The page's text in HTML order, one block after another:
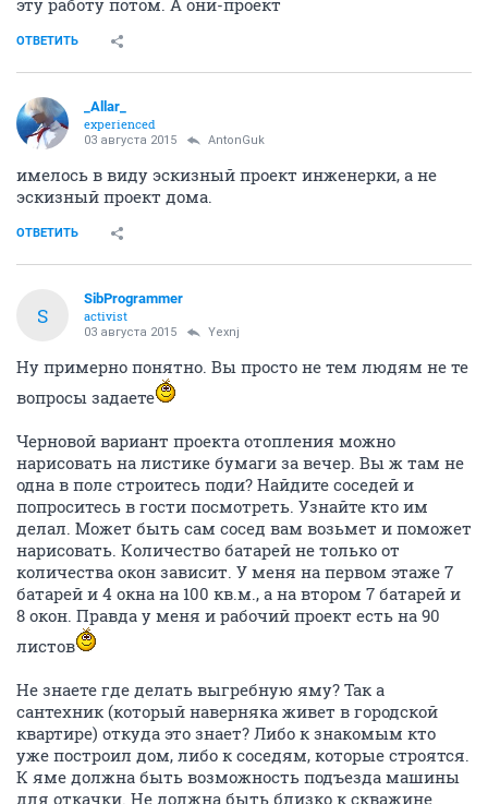
эту работу потом. А они-проект
ОТВЕТИТЬ
_Allar_
experienced
03 августа 2015 AntonGuk
имелось в виду эскизный проект инженерки, а не
эскизный проект дома.
ОТВЕТИТЬ
S
SibProgrammer
activist
03 августа 2015 Yexnj
Ну примерно понятно. Вы просто не тем людям не те
вопросы задаете
Черновой вариант проекта отопления можно
нарисовать на листике бумаги за вечер. Вы ж там не
одна в поле строитесь поди? Найдите соседей и
попроситесь в гости посмотреть. Узнайте кто им
делал. Может быть сам сосед вам возьмет и поможет
нарисовать. Количество батарей не только от
количества окон зависит. У меня на первом этаже 7
батарей и 4 окна на 100 кв.м., а на втором 7 батарей и
8 окон. Правда у меня и рабочий проект есть на 90
листов
Не знаете где делать выгребную яму? Так а
сантехник (который наверняка живет в городской
квартире) откуда это знает? Либо к знакомым кто
уже построил дом, либо к соседям, которые строятся.
К яме должна быть возможность подъезда машины
для откачки. Не должна быть близко к скважине